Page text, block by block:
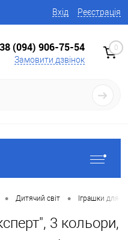
Вхід Реєстрація
(094) 906-75-54
Замовити дзвінок
0
• Дитячий світ • Іграшки для
3 кольори,